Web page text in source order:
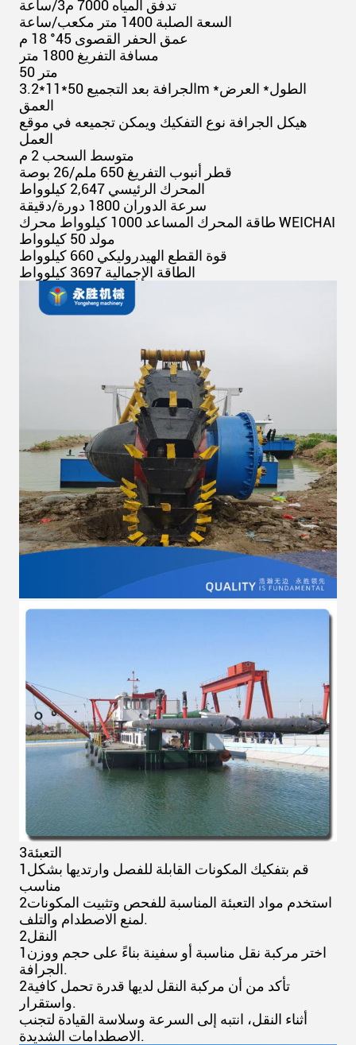
تدفق المياه 7000 م3/ساعة
السعة الصلبة 1400 متر مكعب/ساعة
عمق الحفر القصوى 45° 18 م
مسافة التفريغ 1800 متر
50 متر
الجرافة بعد التجميع 50*11*3.2m الطول* العرض*
العمق
هيكل الجرافة نوع التفكيك ويمكن تجميعه في موقع
العمل
متوسط السحب 2 م
قطر أنبوب التفريغ 650 ملم/26 بوصة
المحرك الرئيسي 2,647 كيلوواط
سرعة الدوران 1800 دورة/دقيقة
طاقة المحرك المساعد 1000 كيلوواط محرك WEICHAI
مولد 50 كيلوواط
قوة القطع الهيدروليكي 660 كيلوواط
الطاقة الإجمالية 3697 كيلوواط
3التعبئة
1قم بتفكيك المكونات القابلة للفصل وارتديها بشكل
مناسب
2استخدم مواد التعبئة المناسبة للفحص وتثبيت المكونات
لمنع الاصطدام والتلف.
2النقل
1اختر مركبة نقل مناسبة أو سفينة بناءً على حجم ووزن
الجرافة.
2تأكد من أن مركبة النقل لديها قدرة تحمل كافية
واستقرار.
أثناء النقل، انتبه إلى السرعة وسلاسة القيادة لتجنب
الاصطدامات الشديدة.